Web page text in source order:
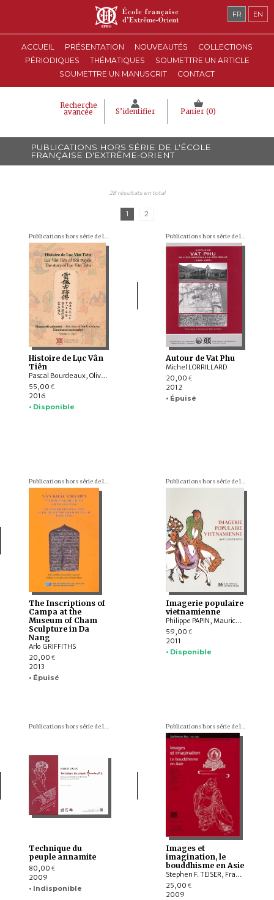
ACCUEIL PRÉSENTATION NOUVEAUTÉS
COLLECTIONS
PÉRIODIQUES
THÉMATIQUES
SOUMETTRE UN ARTICLE
SOUMETTRE UN MANUSCRIT
CONTACT
Recherche
avancée S’identifier Panier (0)
FR EN
PUBLICATIONS HORS SÉRIE DE L'ÉCOLE
FRANÇAISE D'EXTRÊME-ORIENT
28 résultats en total
1 2
Publications hors série de l'École française d'Extrême-Orient
Histoire de Lục Vân
Tiên
Pascal Bourdeaux, Olivier TESSIER
55,00 €
2016
• Disponible
Publications hors série de l'École française d'Extrême-Orient
Autour de Vat Phu
Michel LORRILLARD
20,00 €
2012
• Épuisé
Publications hors série de l'École française d'Extrême-Orient
The Inscriptions of
Campa at the
Museum of Cham
Sculpture in Da
Nang
Arlo GRIFFITHS
20,00 €
2013
• Épuisé
Publications hors série de l'École française d'Extrême-Orient
Imagerie populaire
vietnamienne
Philippe PAPIN, Maurice DURAND
59,00 €
2011
• Disponible
Publications hors série de l'École française d'Extrême-Orient
Technique du
peuple annamite
80,00 €
2009
• Indisponible
Publications hors série de l'École française d'Extrême-Orient
Images et
imagination, le
bouddhisme en Asie
Stephen F. TEISER, François LACHAUD, Peter SKILLING, Himanshu PRABHA RAY, Marijke KLOKKE, Jean-Noël ROBERT, Sonya LEE, Juhyung RHI
25,00 €
2009